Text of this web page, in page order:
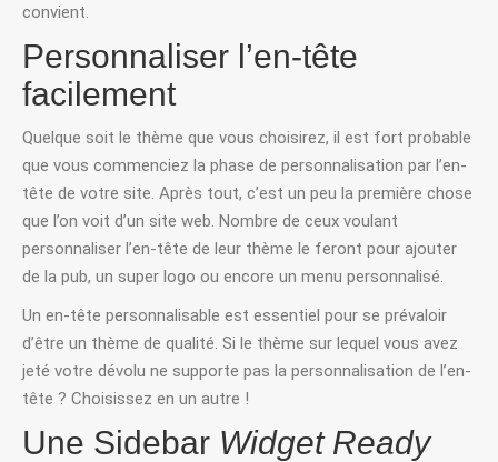
convient.
Personnaliser l’en-tête
facilement
Quelque soit le thème que vous choisirez, il est fort probable
que vous commenciez la phase de personnalisation par l’en-
tête de votre site. Après tout, c’est un peu la première chose
que l’on voit d’un site web. Nombre de ceux voulant
personnaliser l’en-tête de leur thème le feront pour ajouter
de la pub, un super logo ou encore un menu personnalisé.
Un en-tête personnalisable est essentiel pour se prévaloir
d’être un thème de qualité. Si le thème sur lequel vous avez
jeté votre dévolu ne supporte pas la personnalisation de l’en-
tête ? Choisissez en un autre !
Une Sidebar Widget Ready